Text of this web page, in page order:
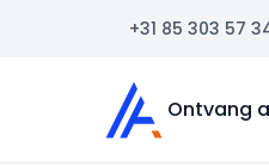
+31 85 303 57
Auto Atlas
Ontvang